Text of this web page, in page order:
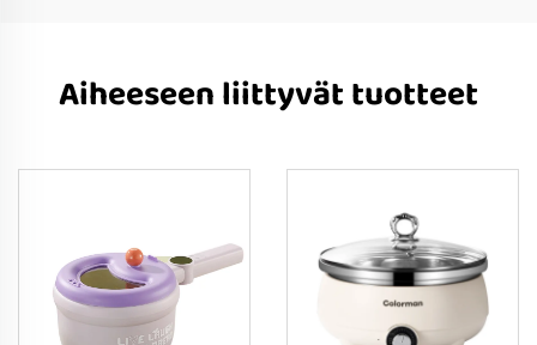
Aiheeseen liittyvät tuotteet